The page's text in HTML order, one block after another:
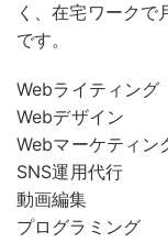
く、在宅ワークで
です。
Webライティング
Webデザイン
Webマーケティン
SNS運用代行
動画編集
プログラミング